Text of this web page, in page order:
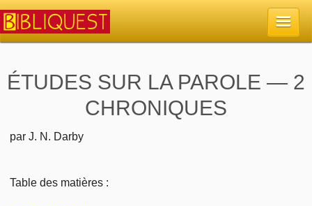
Retour à l'accueil
Quoi de neuf sur Bibliquest
La Bible
Lisez la Bible
ÉTUDES SUR LA PAROLE — 2
CHRONIQUES
par J. N. Darby
Table des matières :